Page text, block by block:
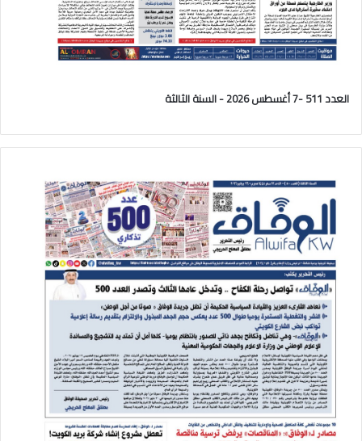
العدد 511 -7 أغسطس 2026 - السنة الثالثة